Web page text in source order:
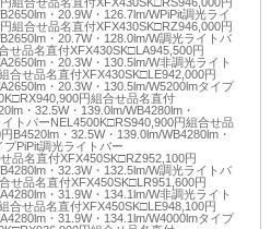
・20.9W・126.7lm/WPiPit調光ライ
組合せ品名直付XFX430SK□RZ946,000円
・20.7W・128.0lm/W調光ライトバ
せ品名直付XFX430SK□LA945,500円
・20.3W・130.5lm/W非調光ライト
合せ品名直付XFX430SK□LE942,000円
・20.3W・130.5lm/W5200lmタイプ
円組合せ品名直付
・32.5W・139.0lm/WB4280lm・
トバーNEL4500K□RS940,900円組合せ品
B4520lm・32.5W・139.0lm/WB4280lm・
PiPit調光ライトバー
品名直付XFX450SK□RZ952,100円
・32.3W・132.5lm/W調光ライトバ
せ品名直付XFX450SK□LR951,600円
・31.9W・134.1lm/W非調光ライト
合せ品名直付XFX450SK□LE948,100円
・31.9W・134.1lm/W4000lmタイプ